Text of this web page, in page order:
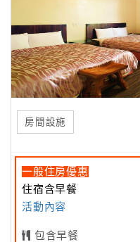
房間設施
一般住房優惠
住宿含早餐
活動內容
包含早餐